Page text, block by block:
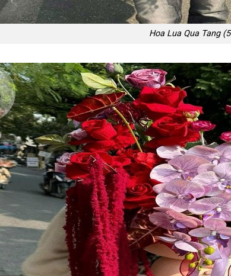
Hoa Lua Qua Tang